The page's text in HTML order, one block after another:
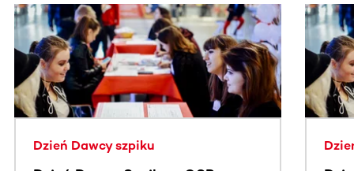
Ta sekcja zawiera treści przewijane w poziomie. Użyj
Dzień Dawcy szpiku